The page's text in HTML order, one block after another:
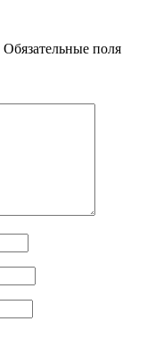
Обязательные поля